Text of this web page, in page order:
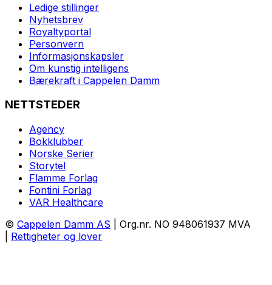
Ledige stillinger
Nyhetsbrev
Royaltyportal
Personvern
Informasjonskapsler
Om kunstig intelligens
Bærekraft i Cappelen Damm
NETTSTEDER
Agency
Bokklubber
Norske Serier
Storytel
Flamme Forlag
Fontini Forlag
VAR Healthcare
© Cappelen Damm AS | Org.nr. NO 948061937 MVA
Rettigheter og lover